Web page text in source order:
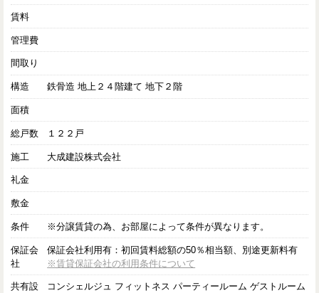
賃料
管理費
間取り
構造 鉄骨造 地上２４階建て 地下２階
面積
総戸数 １２２戸
施工 大成建設株式会社
礼金
敷金
条件 ※分譲賃貸の為、お部屋によって条件が異なります。
保証会
社
保証会社利用有：初回賃料総額の50％相当額、別途更新料有
※賃貸保証会社の利用条件について
共有設
コンシェルジュ フィットネス パーティールーム ゲストルーム